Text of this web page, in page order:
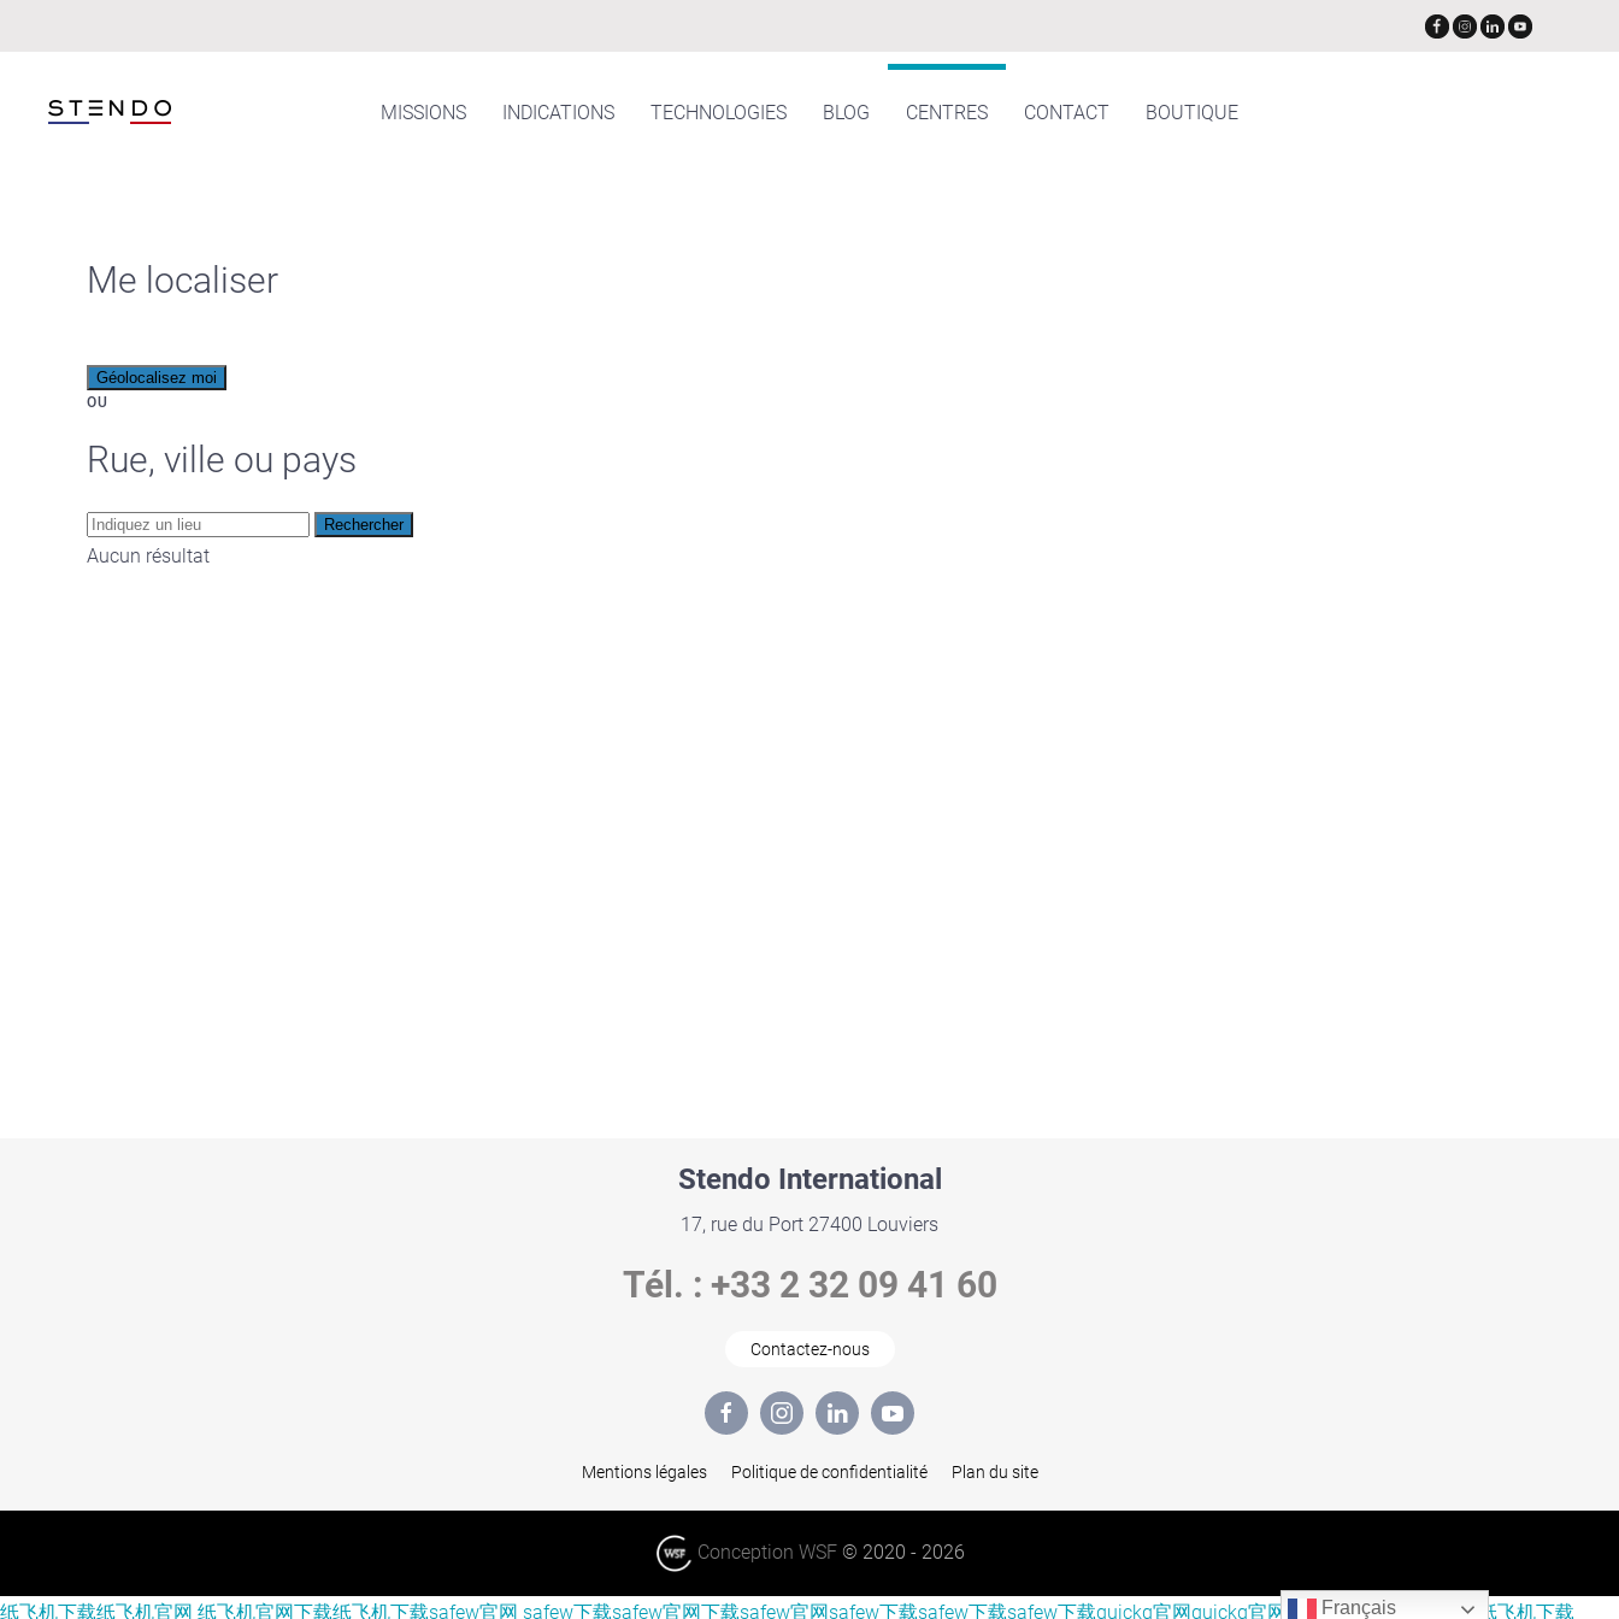
MISSIONS INDICATIONS TECHNOLOGIES BLOG CENTRES CONTACT BOUTIQUE
Me localiser
Géolocalisez moi
OU
Rue, ville ou pays
Rechercher
Aucun résultat
Français
Stendo International
17, rue du Port 27400 Louviers
Tél. : +33 2 32 09 41 60
Contactez-nous
Mentions légales Politique de confidentialité Plan du site
Conception WSF© 2020 - 2026
纸飞机下载纸飞机官网 纸飞机官网下载纸飞机下载safew官网 safew下载safew官网下载safew官网safew下载safew下载safew下载quickq官网quickq官网 quickq下载纸飞机官网 纸飞机下载